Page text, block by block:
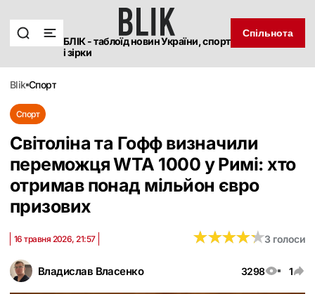
БЛІК - таблоїд новин України, спорт
і зірки
Спільнота
blik спорт
Спорт
Світоліна та Гофф визначили
переможця WTA 1000 у Римі: хто
отримав понад мільйон євро
призових
Владислав Власенко 3298 1
16 травня 2026, 21:57 ★★★★★
★★★★★3 голоси